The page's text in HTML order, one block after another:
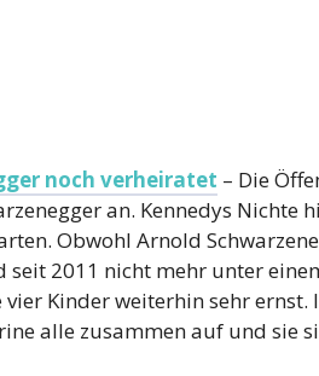
noch verheiratet – Die
an. Kennedys
Obwohl Arnold
seit 2011 nicht mehr unter
Kinder weiterhin sehr
alle zusammen auf und sie